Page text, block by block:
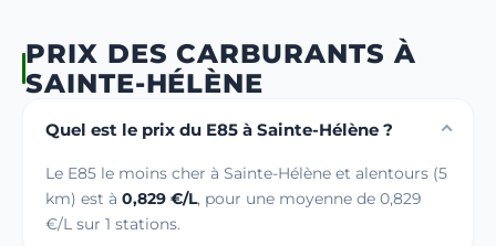
PRIX DES CARBURANTS À
SAINTE-HÉLÈNE
Quel est le prix du E85 à Sainte-Hélène ?
Le E85 le moins cher à Sainte-Hélène et alentours (5
km) est à 0,829 €/L, pour une moyenne de 0,829
€/L sur 1 stations.